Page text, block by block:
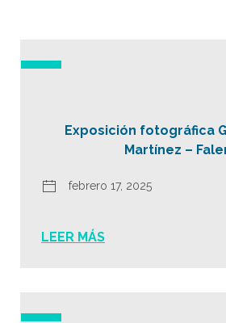
Exposición fotográfica
Martínez –
febrero 17, 2025
LEER MÁS